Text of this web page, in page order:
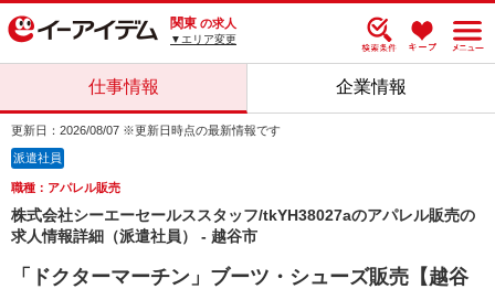
関東 の求人
▼エリア変更
仕事情報 企業情報
更新日：2026/08/07 ※更新日時点の最新情報です
派遣社員
職種：アパレル販売
株式会社シーエーセールススタッフ/tkYH38027aのアパレル販売の
求人情報詳細（派遣社員） - 越谷市
「ドクターマーチン」ブーツ・シューズ販売【越谷